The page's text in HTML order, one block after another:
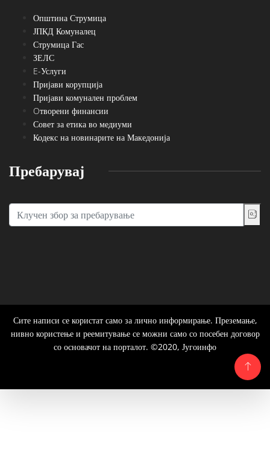
Општина Струмица
ЈПКД Комуналец
Струмица Гас
ЗЕЛС
E-Услуги
Пријави корупција
Пријави комунален проблем
Oтворени финансии
Совет за етика во медиуми
Кодекс на новинарите на Македонија
Пребарувај
Сите написи се користат само за лично информирање. Преземање,
нивно користење и реемитување се можни само со посебен договор
со основачот на порталот. ©2020, Југоинфо